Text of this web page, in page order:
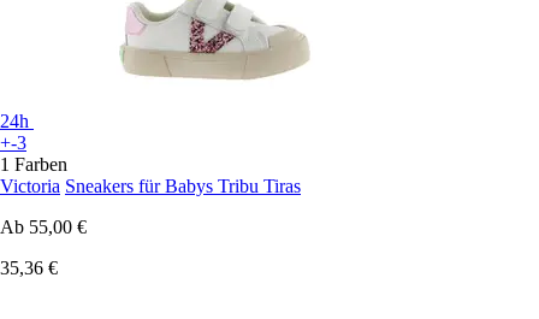
24h
+-3
1 Farben
Victoria Sneakers für Babys Tribu Tiras
Ab 55,00 €
35,36 €